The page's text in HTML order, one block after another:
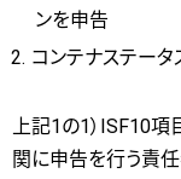
ンを申告
コンテナステータ
上記1の1）ISF10項
関に申告を行う責